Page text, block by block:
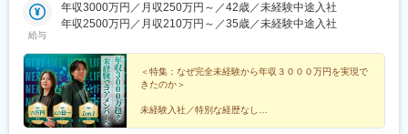
東エリアを中心としたプロジェクト先（勤務地は、ご希望や現在
のお住まいを考慮して決定します◎）※転居を伴う転勤はありませ
駅、九重駅、滑河駅、大網駅、蛍池駅、三木駅(神戸電鉄線)、山陽
網干駅、山城青谷駅、五位堂駅、学園前駅(奈良県)、三瀬谷駅、亀
線)、久津川駅、和歌山港駅、前橋大島駅、吉井駅(群馬県)、つく
ば駅、下妻駅、高久駅、ゆいの杜東駅、西ノ口駅、磐田駅、土岐
市駅、鵜沼宿駅、モレラ岐阜駅、上田駅、新居浜駅、伊予三島
駅、川之江駅、高島駅(岡山県)、早島駅、高瀬駅(香川県)、滝の茶
屋駅、具同駅、あき総合病院前駅、山田西町駅、廿日市駅、広
給与
年収3000万円／月収250万円～／42歳／未経験中途入社
年収2500万円／月収210万円～／35歳／未経験中途入社
＜特集：なぜ完全未経験から年収３０００万円を実現で
きたのか＞
未経験入社／特別な経歴なし